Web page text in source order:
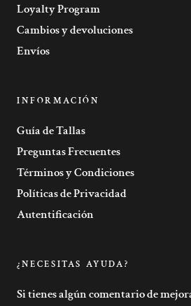
Loyalty Program
Cambios y devoluciones
Envíos
INFORMACIÓN
Guía de Tallas
Preguntas Frecuentes
Términos y Condiciones
Políticas de Privacidad
Autentificación
¿NECESITAS AYUDA?
Si tienes algún comentario de